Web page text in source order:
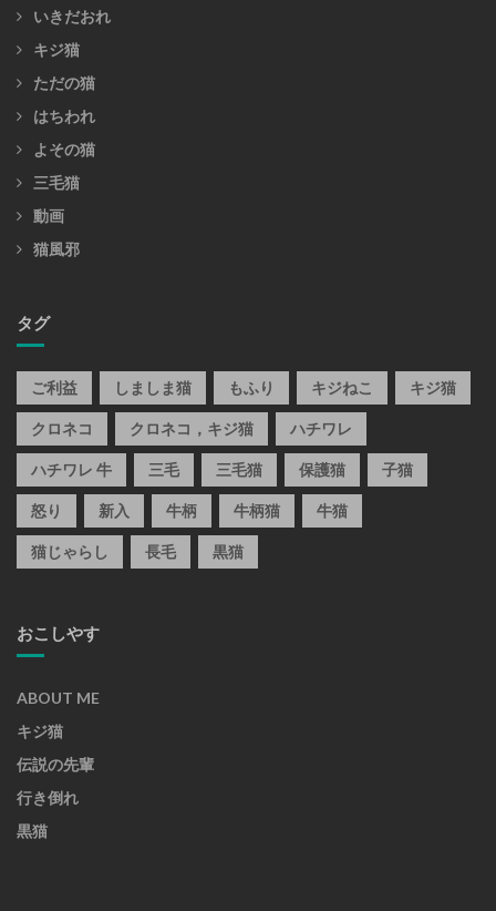
いきだおれ
キジ猫
ただの猫
はちわれ
よその猫
三毛猫
動画
猫風邪
タグ
ご利益 しましま猫 もふり キジねこ キジ猫
クロネコ クロネコ，キジ猫 ハチワレ
ハチワレ 牛 三毛 三毛猫 保護猫 子猫
怒り 新入 牛柄 牛柄猫 牛猫
猫じゃらし 長毛 黒猫
おこしやす
ABOUT ME
キジ猫
伝説の先輩
行き倒れ
黒猫